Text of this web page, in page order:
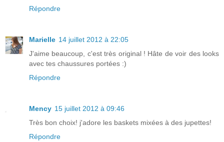
Répondre
Marielle 14 juillet 2012 à 22:05
J'aime beaucoup, c'est très original ! Hâte de voir des looks
avec tes chaussures portées :)
Répondre
Mency 15 juillet 2012 à 09:46
Très bon choix! j'adore les baskets mixées à des jupettes!
Répondre